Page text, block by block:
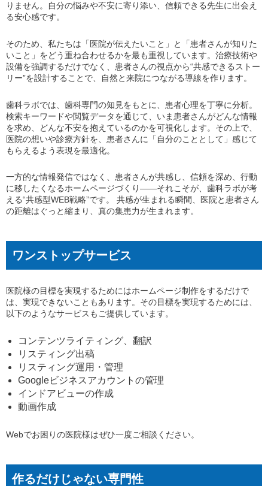
りません。自分の悩みや不安に寄り添い、信頼できる先生に出会え
る安心感です。
そのため、私たちは「医院が伝えたいこと」と「患者さんが知りた
いこと」をどう重ね合わせるかを最も重視しています。治療技術や
設備を強調するだけでなく、患者さんの視点から“共感できるストー
リー”を設計することで、自然と来院につながる導線を作ります。
歯科ラボでは、歯科専門の知見をもとに、患者心理を丁寧に分析。
検索キーワードや閲覧データを通じて、いま患者さんがどんな情報
を求め、どんな不安を抱えているのかを可視化します。その上で、
医院の想いや診療方針を、患者さんに「自分のこととして」感じて
もらえるよう表現を最適化。
一方的な情報発信ではなく、患者さんが共感し、信頼を深め、行動
に移したくなるホームページづくり――それこそが、歯科ラボが考
える“共感型WEB戦略”です。 共感が生まれる瞬間、医院と患者さん
の距離はぐっと縮まり、真の集患力が生まれます。
ワンストップサービス
医院様の目標を実現するためにはホームページ制作をするだけで
は、実現できないこともあります。その目標を実現するためには、
以下のようなサービスもご提供しています。
コンテンツライティング、翻訳
リスティング出稿
リスティング運用・管理
Googleビジネスアカウントの管理
インドアビューの作成
動画作成
Webでお困りの医院様はぜひ一度ご相談ください。
作るだけじゃない専門性